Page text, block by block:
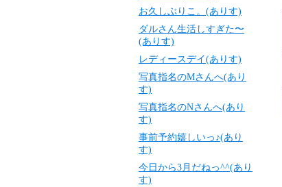
お久しぶりこ。(ありす)
ダルさん生活しすぎた〜
(ありす)
レディースデイ(ありす)
写真指名のMさんへ(あり
す)
写真指名のNさんへ(あり
す)
事前予約嬉しいっ♪(あり
す)
今日から3月だねっ^^(あり
す)